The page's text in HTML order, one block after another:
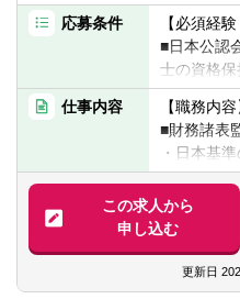
ンス体制
・買収に
・M&A実
ローバル
ンス、機能
・海外会社
守のため
■ガバナン
・海外保険
ンス体制の
・保険会
応募条件
【必須経
■日本公認
士の資格
■社会人経
【歓迎経験
■金融機関
ど）にお
■監査法人
務経験
■経理、財
■英語力（
仕事内容
【職務内容
■財務諸表
・日本基
査、会社
公開準備
査、その他
・海外会
基準に基
監査）
この求人から
申し込む
更新日